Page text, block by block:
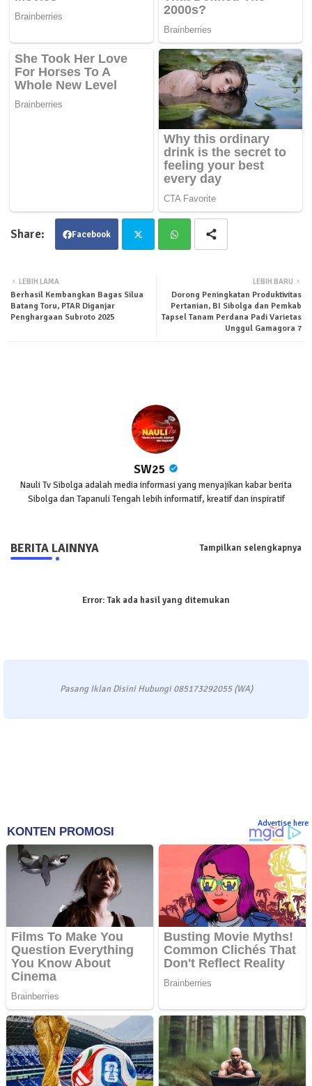
Facebook
ter tsa
LEBIH BARU
Dorong Peningkatan Produktivitas
Pertanian, BI Sibolga dan Pemkab
Tapsel Tanam Perdana Padi Varietas
Unggul Gamagora 7
LEBIH LAMA
Berhasil Kembangkan Bagas Silua
Batang Toru, PTAR Diganjar
Penghargaan Subroto 2025
SW25
Nauli Tv Sibolga adalah media informasi yang menyajikan kabar berita
Sibolga dan Tapanuli Tengah lebih informatif, kreatif dan inspiratif
BERITA LAINNYA Tampilkan selengkapnya
Error:Tak ada hasil yang ditemukan
Pasang Iklan Disini Hubungi 085173292055 (WA)
Advertise here